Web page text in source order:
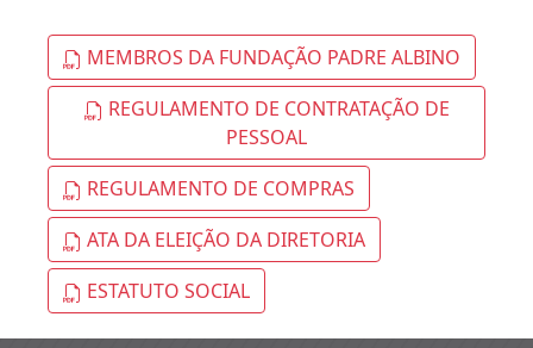
MEMBROS DA FUNDAÇÃO PADRE ALBINO
REGULAMENTO DE CONTRATAÇÃO DE
PESSOAL
REGULAMENTO DE COMPRAS
ATA DA ELEIÇÃO DA DIRETORIA
ESTATUTO SOCIAL